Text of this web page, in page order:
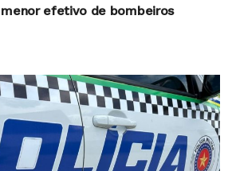
efetivo de bombeiros